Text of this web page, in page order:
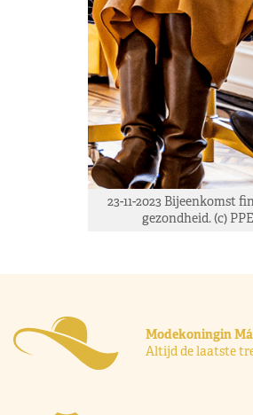
23-11-2023 Bijeenkomst
gezondheid. (c)
Modekoningin
Altijd de laatste